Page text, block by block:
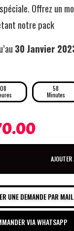
Offrez un
notre pack
30 Janvier
08 58
Minutes
AJOUTER
UNE DEMANDE PAR MAIL
VIA WHATSAPP